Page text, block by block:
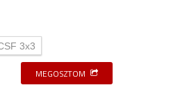
3x3
MEGOSZTOM